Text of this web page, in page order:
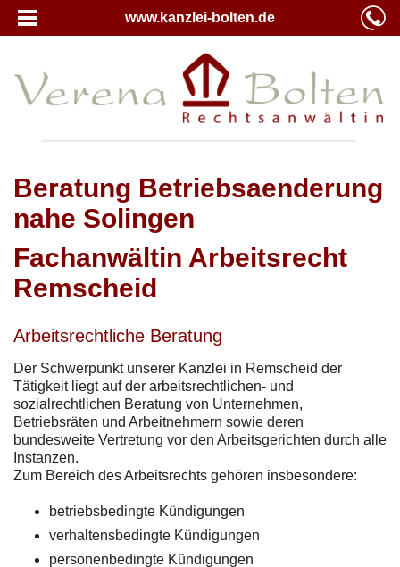
www.kanzlei-bolten.de
Beratung Betriebsaenderung
nahe Solingen
Fachanwältin Arbeitsrecht
Remscheid
Arbeitsrechtliche Beratung
Der Schwerpunkt unserer Kanzlei in Remscheid der
Tätigkeit liegt auf der arbeitsrechtlichen- und
sozialrechtlichen Beratung von Unternehmen,
Betriebsräten und Arbeitnehmern sowie deren
bundesweite Vertretung vor den Arbeitsgerichten durch alle
Instanzen.
Zum Bereich des Arbeitsrechts gehören insbesondere:
betriebsbedingte Kündigungen
verhaltensbedingte Kündigungen
personenbedingte Kündigungen